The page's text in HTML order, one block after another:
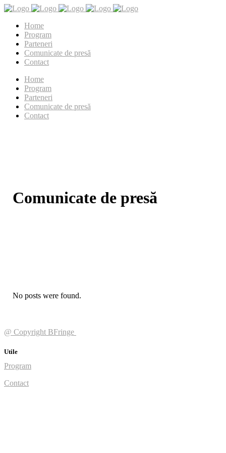
Home
Program
Parteneri
Comunicate de presă
Contact
Home
Program
Parteneri
Comunicate de presă
Contact
Comunicate de presă
No posts were found.
@ Copyright BFringe
Utile
Program
Contact